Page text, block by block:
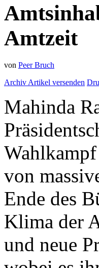
Amtzeit
von Peer Bruch
Archiv Artikel versenden
Mahinda
von
Ende des
Klima der
und neue